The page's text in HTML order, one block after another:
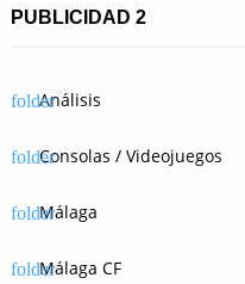
PUBLICIDAD 2
Análisis
Consolas / Videojuegos
Málaga
Málaga CF